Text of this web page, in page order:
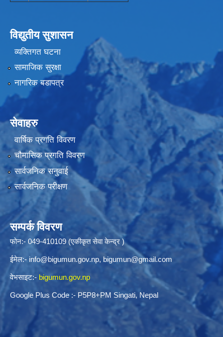
विद्युतीय सुशासन
व्यक्तिगत घटना
सामाजिक सुरक्षा
नागरिक बडापत्र
सेवाहरु
वार्षिक प्रगति विवरण
चौमासिक प्रगति विवरण
सार्वजनिक सनुवाई
सार्वजनिक परीक्षण
सम्पर्क विवरण
फोन:- 049-410109 (एकीकृत सेवा केन्द्र )
ईमेल:- info@bigumun.gov.np, bigumun@gmail.com
वेभसाइट:- bigumun.gov.np
Google Plus Code :- P5P8+PM Singati, Nepal